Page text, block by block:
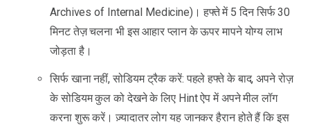
Archives of Internal Medicine)। हफ्ते में 5 दिन सिर्फ 30
मिनट तेज़ चलना भी इस आहार प्लान के ऊपर मापने योग्य लाभ
जोड़ता है।
सिर्फ खाना नहीं, सोडियम ट्रैक करें: पहले हफ्ते के बाद, अपने रोज़
के सोडियम कुल को देखने के लिए Hint ऐप में अपने मील लॉग
करना शुरू करें। ज़्यादातर लोग यह जानकर हैरान होते हैं कि इस